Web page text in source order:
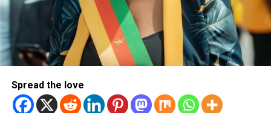
Spread the love